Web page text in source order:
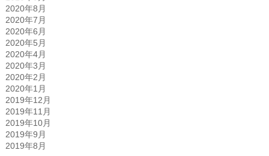
2020年8月
2020年7月
2020年6月
2020年5月
2020年4月
2020年3月
2020年2月
2020年1月
2019年12月
2019年11月
2019年10月
2019年9月
2019年8月